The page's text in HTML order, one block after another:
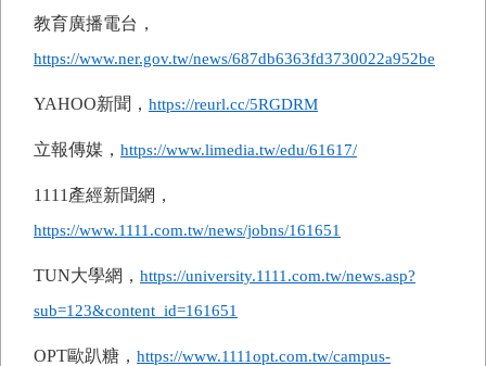
教育廣播電台，
https://www.ner.gov.tw/news/687db6363fd3730022a952be
YAHOO新聞， https://reurl.cc/5RGDRM
立報傳媒， https://www.limedia.tw/edu/61617/
1111 產經新聞網，
https://www.1111.com.tw/news/jobns/161651
TUN大學網， https://university.1111.com.tw/news.asp?
sub=123&content_id=161651
OPT歐趴糖， https://www.1111opt.com.tw/campus-